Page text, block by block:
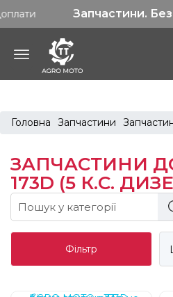
Запчастини.
Головна Запчастини
ЗАПЧАСТИНИ
173D (5 К.С.
Фільтр